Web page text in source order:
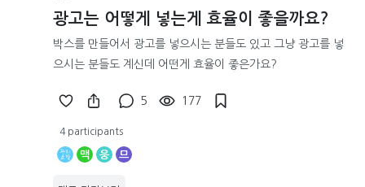
광고는 어떻게 넣는게 효율이 좋을까요?
박스를 만들어서 광고를 넣으시는 분들도 있고 그냥 광고를 넣
으시는 분들도 계신데 어떤게 효율이 좋은가요?
5 177
4 participants
맥 웅 므